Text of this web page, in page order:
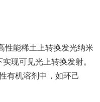
性能稀土上转换发光纳米
现可见光上转换发射。
有机溶剂中，如环己